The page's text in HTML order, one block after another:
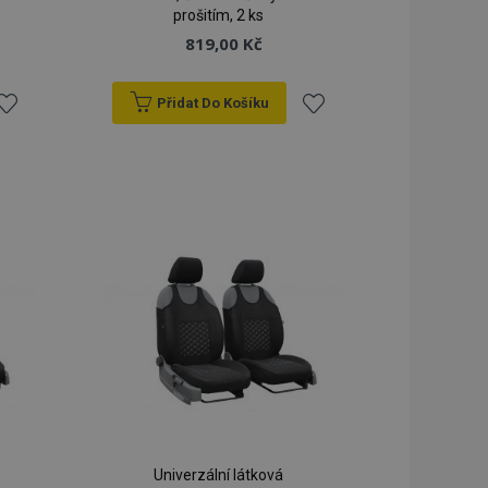
prošitím, 2 ks
819,00 Kč
Přidat Do Košíku
Univerzální látková
oznámení, která
zpráva o
poté, co se
používá systém
verze stránky
mít v
stránky, např.
úložišti.
strategie
na straně
endovou